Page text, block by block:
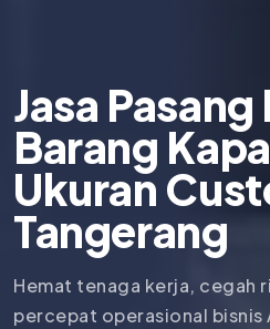
Jasa
Barang
Ukuran
Tangerang
Hemat tenaga kerja, cegah
percepat operasional bisnis